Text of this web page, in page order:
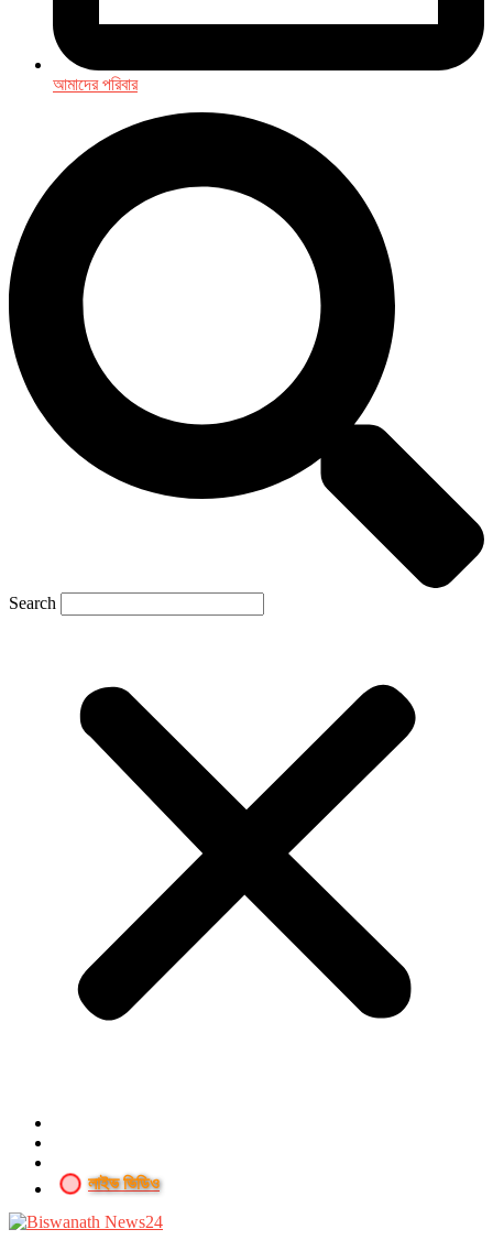
আমাদের পরিবার
Search
লাইভ ভিডিও